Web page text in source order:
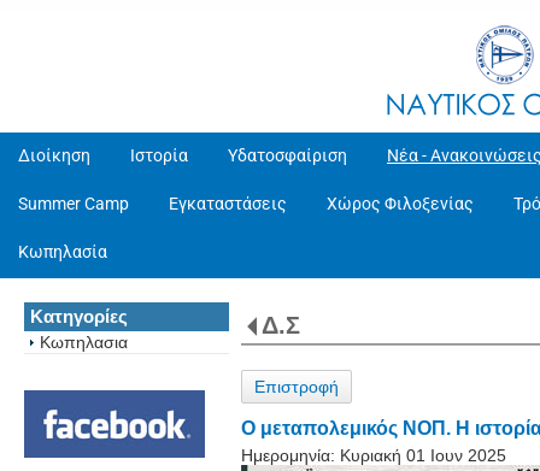
Διοίκηση Ιστορία Υδατοσφαίριση Νέα -
Summer Camp Εγκαταστάσεις Χώρος Φιλοξενίας
Κωπηλασία
Κατηγορίες
Κωπηλασια
Δ.Σ
Επιστροφή
Ο μεταπολεμικός ΝΟΠ. Η
Ημερομηνία: Κυριακή 01 Ιουν 2025